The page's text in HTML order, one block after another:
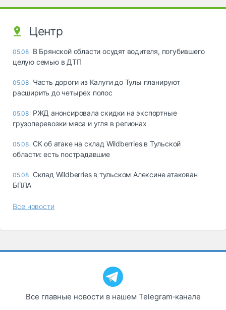
Центр
05.08 В Брянской области осудят водителя, погубившего
целую семью в ДТП
05.08 Часть дороги из Калуги до Тулы планируют
расширить до четырех полос
05.08 РЖД анонсировала скидки на экспортные
грузоперевозки мяса и угля в регионах
05.08 СК об атаке на склад Wildberries в Тульской
области: есть пострадавшие
05.08 Склад Wildberries в тульском Алексине атакован
БПЛА
Все новости
Все главные новости в нашем Telegram‑канале